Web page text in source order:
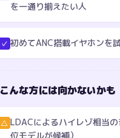
を一通り揃えたい人
✓ 初めてANC搭載イヤホンを
こんな方には向かないかも
△ LDACによるハイレゾ相当
位モデルが候補）